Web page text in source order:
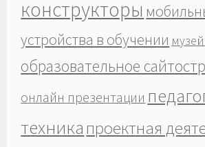
конструкторы
устройства в обучении
образовательное
онлайн презентации
техника проектная